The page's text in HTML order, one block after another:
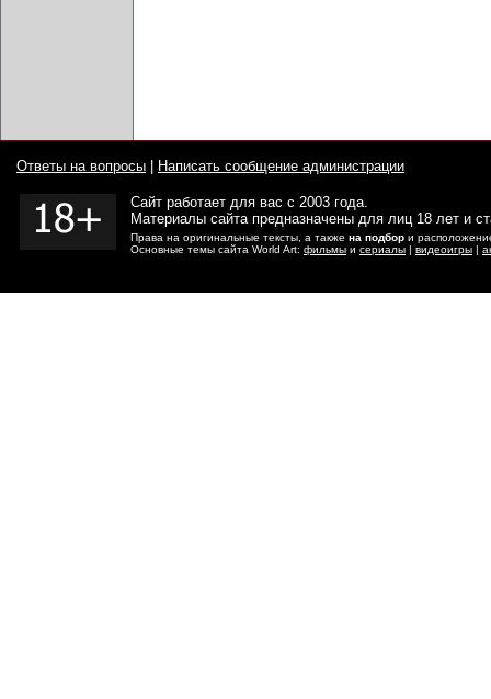
Ответы на вопросы Написать сообщение администрации
Сайт работает для вас с 2003 года.
Материалы сайта предназначены для лиц 18 лет и
Права на оригинальные тексты, а также на подбор и
Основные темы сайта World Art: фильмы и сериалы | видеоигры |